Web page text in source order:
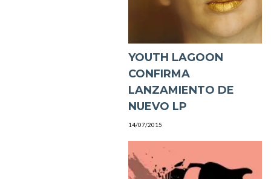
YOUTH LAGOON
CONFIRMA
LANZAMIENTO DE
14/07/2015